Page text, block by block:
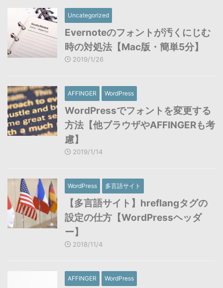
Uncategorized
Evernoteのフォントが汚くにじむ
時の対処法【Mac版・簡単5分】
2019/1/26
AFFINGER WordPress
WordPressでフォントを変更する
方法【他ブラウザやAFFINGERも考
慮】
2019/1/14
WordPress 多言語サイト
【多言語サイト】hreflangタグの
設定の仕方【WordPressヘッダ
ー】
2018/11/4
AFFINGER WordPress